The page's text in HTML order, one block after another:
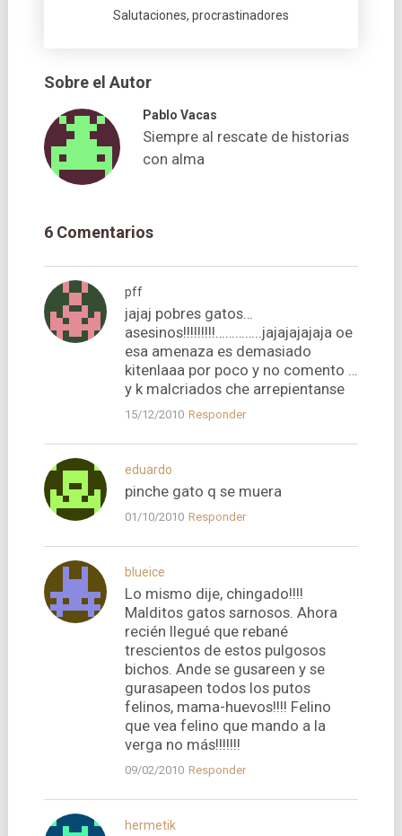
Salutaciones, procrastinadores
Sobre el Autor
Pablo Vacas
Siempre al rescate de historias
con alma
6 Comentarios
pff
jajaj pobres gatos…
asesinos!!!!!!!!!…………..jajajajajaja oe
esa amenaza es demasiado
kitenlaaa por poco y no comento …
y k malcriados che arrepientanse
15/12/2010 Responder
eduardo
pinche gato q se muera
01/10/2010 Responder
blueice
Lo mismo dije, chingado!!!!
Malditos gatos sarnosos. Ahora
recién llegué que rebané
trescientos de estos pulgosos
bichos. Ande se gusareen y se
gurasapeen todos los putos
felinos, mama-huevos!!!! Felino
que vea felino que mando a la
verga no más!!!!!!!
09/02/2010 Responder
hermetik